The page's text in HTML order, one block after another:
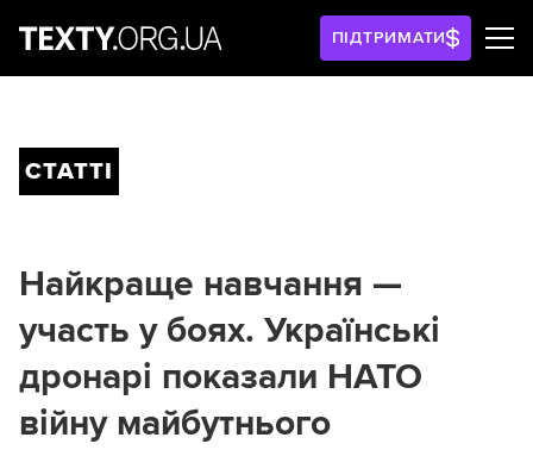
ПІДТРИМАТИ
СТАТТІ
Найкраще навчання —
участь у боях. Українські
дронарі показали НАТО
війну майбутнього